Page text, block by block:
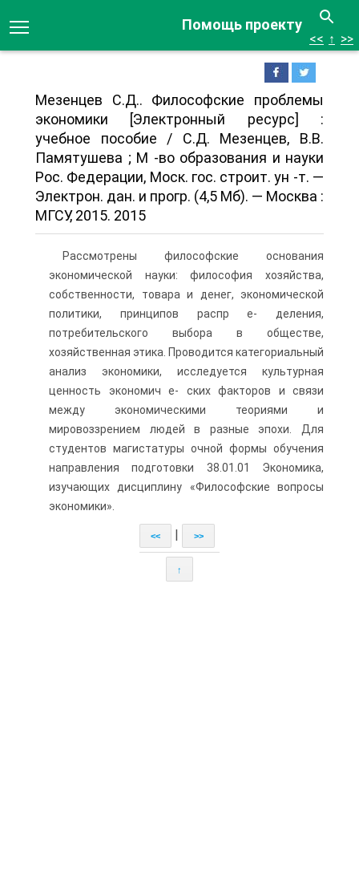
Помощь проекту
<< ↑ >>
Мезенцев С.Д.. Философские проблемы
экономики [Электронный ресурс] :
учебное пособие / С.Д. Мезенцев, В.В.
Памятушева ; М -во образования и науки
Рос. Федерации, Моск. гос. строит. ун -т. —
Электрон. дан. и прогр. (4,5 Мб). — Москва :
МГСУ, 2015. 2015
Рассмотрены философские основания
экономической науки: философия хозяй­ства,
собственности, товара и денег, экономической
политики, принципов распр е- деления,
потребительского выбора в обществе,
хозяйственная этика. Проводится ка­тегориальный
анализ экономики, исследуется культурная
ценность экономич е- ских факторов и связи
между экономическими теориями и
мировоззрением людей в разные эпохи. Для
студентов магистатуры очной формы обучения
направления подготовки 38.01.01 Экономика,
изучающих дисциплину «Философские вопросы
экономики».
<< >>
↑